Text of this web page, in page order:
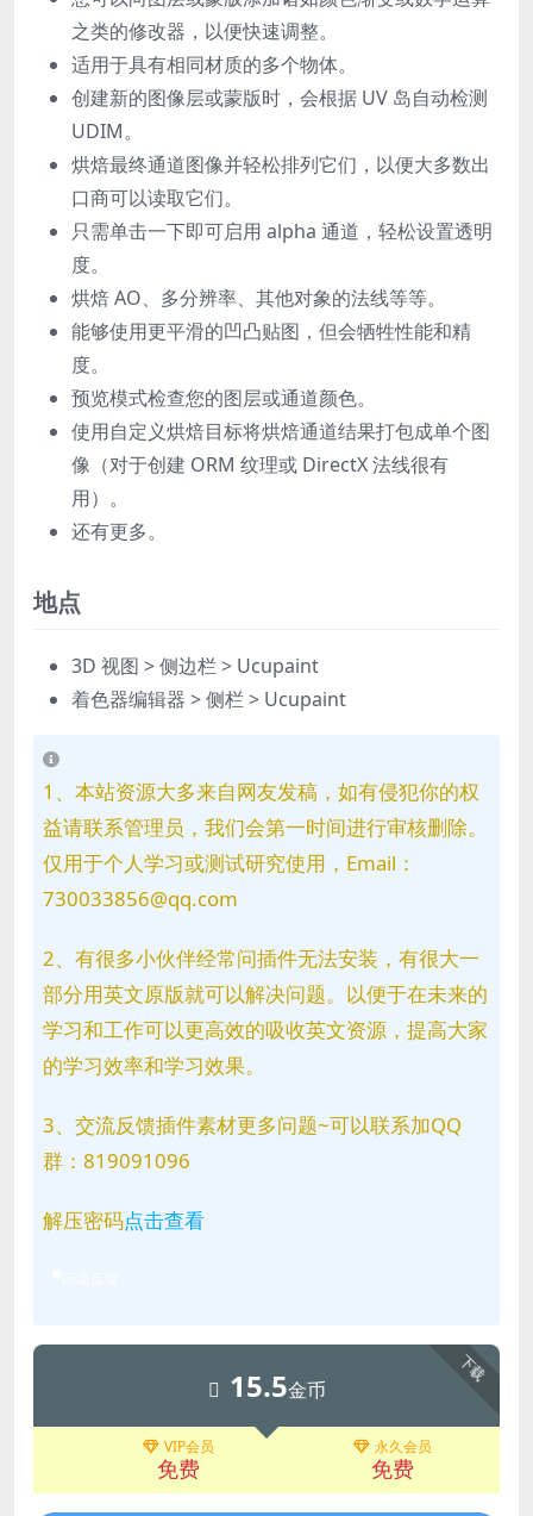
之类的修改器，以便快速调整。
适用于具有相同材质的多个物体。
创建新的图像层或蒙版时，会根据 UV 岛自动检测
UDIM。
烘焙最终通道图像并轻松排列它们，以便大多数出
口商可以读取它们。
只需单击一下即可启用 alpha 通道，轻松设置透明
度。
烘焙 AO、多分辨率、其他对象的法线等等。
能够使用更平滑的凹凸贴图，但会牺牲性能和精
度。
预览模式检查您的图层或通道颜色。
使用自定义烘焙目标将烘焙通道结果打包成单个图
像（对于创建 ORM 纹理或 DirectX 法线很有
用）。
还有更多。
地点
3D 视图 > 侧边栏 > Ucupaint
着色器编辑器 > 侧栏 > Ucupaint
1、本站资源大多来自网友发稿，如有侵犯你的权
益请联系管理员，我们会第一时间进行审核删除。
仅用于个人学习或测试研究使用，Email：
730033856@qq.com
2、有很多小伙伴经常问插件无法安装，有很大一
部分用英文原版就可以解决问题。以便于在未来的
学习和工作可以更高效的吸收英文资源，提高大家
的学习效率和学习效果。
3、交流反馈插件素材更多问题~可以联系加QQ
群：819091096
解压密码点击查看
下载
15.5金币
VIP会员
免费
永久会员
免费